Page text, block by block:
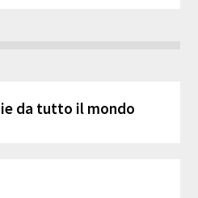
da tutto il mondo